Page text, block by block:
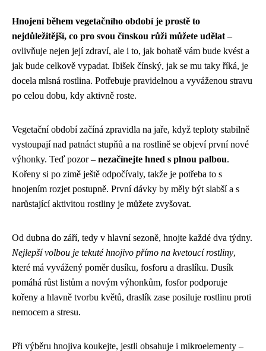
Hnojení během vegetačního období je prostě to
nejdůležitější, co pro svou čínskou růži můžete udělat –
ovlivňuje nejen její zdraví, ale i to, jak bohatě vám bude kvést a
jak bude celkově vypadat. Ibišek čínský, jak se mu taky říká, je
docela mlsná rostlina. Potřebuje pravidelnou a vyváženou stravu
po celou dobu, kdy aktivně roste.
Vegetační období začíná zpravidla na jaře, když teploty stabilně
vystoupají nad patnáct stupňů a na rostlině se objeví první nové
výhonky. Teď pozor – nezačínejte hned s plnou palbou.
Kořeny si po zimě ještě odpočívaly, takže je potřeba to s
hnojením rozjet postupně. První dávky by měly být slabší a s
narůstající aktivitou rostliny je můžete zvyšovat.
Od dubna do září, tedy v hlavní sezoně, hnojte každé dva týdny.
Nejlepší volbou je tekuté hnojivo přímo na kvetoucí rostliny,
které má vyvážený poměr dusíku, fosforu a draslíku. Dusík
pomáhá růst listům a novým výhonkům, fosfor podporuje
kořeny a hlavně tvorbu květů, draslík zase posiluje rostlinu proti
nemocem a stresu.
Při výběru hnojiva koukejte, jestli obsahuje i mikroelementy –